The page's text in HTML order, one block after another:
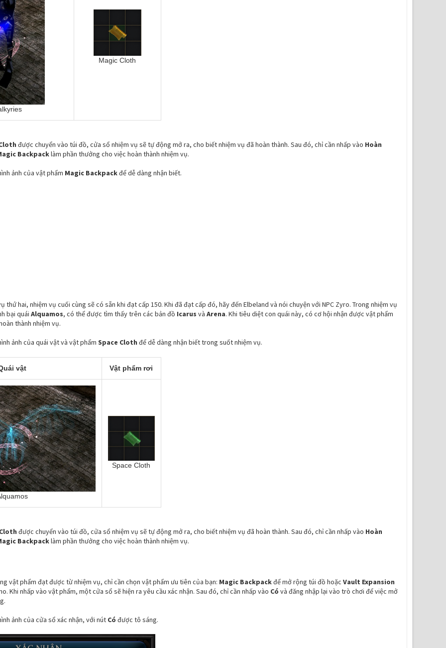
Magic Cloth
được chuyển vào túi đồ, cửa sổ nhiệm vụ sẽ tự động mở ra, cho biết nhiệm vụ đã hoàn thành. Sau đó, chỉ cần nhấp vào Hoàn
Backpacklàm phần thưởng cho việc hoàn thành nhiệm vụ.
ảnh của vật phẩm Magic Backpackđể dễ dàng nhận biết.
thứ hai, nhiệm vụ cuối cùng sẽ có sẵn khi đạt cấp 150. Khi đã đạt cấp đó, hãy đến Elbeland và nói chuyện với NPC Zyro. Trong nhiệm vụ
bại quái Alquamos, có thể được tìm thấy trên các bản đồ Icarus và Arena. Khi tiêu diệt con quái này, có cơ hội nhận được vật phẩm
thành nhiệm vụ.
ảnh của quái vật và vật phẩm Space Cloth để dễ dàng nhận biết trong suốt nhiệm vụ.
vật Vật phẩm rơi
Space Cloth
được chuyển vào túi đồ, cửa sổ nhiệm vụ sẽ tự động mở ra, cho biết nhiệm vụ đã hoàn thành. Sau đó, chỉ cần nhấp vào Hoàn
Backpacklàm phần thưởng cho việc hoàn thành nhiệm vụ.
vật phẩm đạt được từ nhiệm vụ, chỉ cần chọn vật phẩm ưu tiên của bạn: Magic Backpackđể mở rộng túi đồ hoặc Vault Expansion
Khi nhấp vào vật phẩm, một cửa sổ sẽ hiện ra yêu cầu xác nhận. Sau đó, chỉ cần nhấp vào Có và đăng nhập lại vào trò chơi để việc mở
ảnh của cửa sổ xác nhận, với nút Có được tô sáng.